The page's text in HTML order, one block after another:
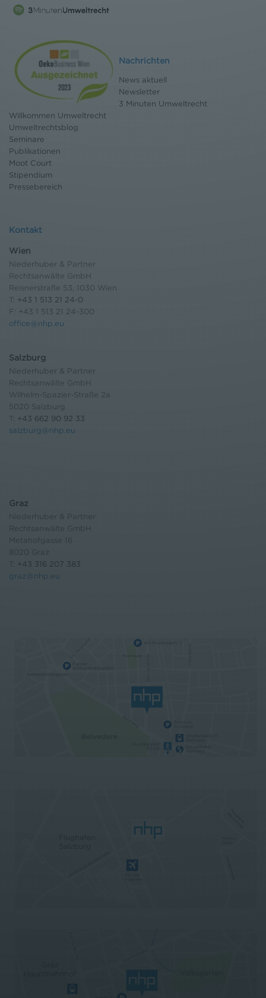
Nachrichten
News aktuell
Newsletter
3 Minuten Umweltrecht
Willkommen Umweltrecht
Umweltrechtsblog
Seminare
Publikationen
Moot Court
Stipendium
Pressebereich
Kontakt
Wien
Niederhuber & Partner
Rechtsanwälte GmbH
Reisnerstraße 53, 1030 Wien
T: +43 1 513 21 24-0
F: +43 1 513 21 24-300
office@nhp.eu
Salzburg
Niederhuber & Partner
Rechtsanwälte GmbH
Wilhelm-Spazier-Straße 2a
5020 Salzburg
T: +43 662 90 92 33
salzburg@nhp.eu
Graz
Niederhuber & Partner
Rechtsanwälte GmbH
Metahofgasse 16
8020 Graz
+43 316 207 383
graz@nhp.eu